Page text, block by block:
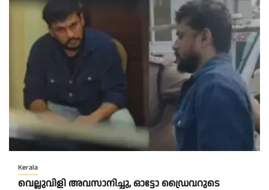
Kerala
വെല്ലുവിളി അവസാനിച്ചു, ഓട്ടോ ഡ്രൈവറുടെ